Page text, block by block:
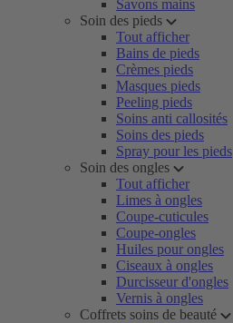
Savons mains
Soin des pieds
Tout afficher
Bains de pieds
Crèmes pieds
Masques pieds
Peeling pieds
Soins anti callosités
Soins des pieds
Spray pour les pieds
Soin des ongles
Tout afficher
Limes à ongles
Coupe-cuticules
Coupe-ongles
Huiles pour ongles
Ciseaux à ongles
Durcisseur d'ongles
Vernis à ongles
Coffrets soins de beauté